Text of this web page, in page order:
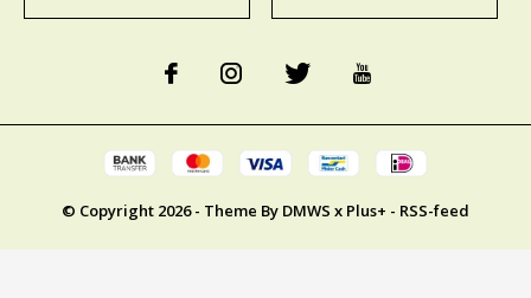
© Copyright 2026- Theme By DMWS x Plus+ - RSS-feed